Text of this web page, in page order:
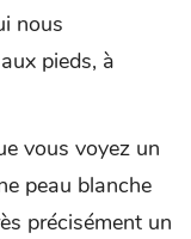
nous
pieds, à
vous voyez un
peau blanche
précisément un